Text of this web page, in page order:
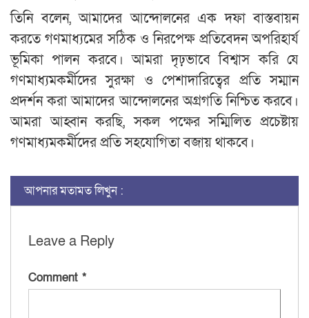
তিনি বলেন, আমাদের আন্দোলনের এক দফা বাস্তবায়ন
করতে গণমাধ্যমের সঠিক ও নিরপেক্ষ প্রতিবেদন অপরিহার্য
ভূমিকা পালন করবে। আমরা দৃঢ়ভাবে বিশ্বাস করি যে
গণমাধ্যমকর্মীদের সুরক্ষা ও পেশাদারিত্বের প্রতি সম্মান
প্রদর্শন করা আমাদের আন্দোলনের অগ্রগতি নিশ্চিত করবে।
আমরা আহ্বান করছি, সকল পক্ষের সম্মিলিত প্রচেষ্টায়
গণমাধ্যমকর্মীদের প্রতি সহযোগিতা বজায় থাকবে।
আপনার মতামত লিখুন :
Leave a Reply
Comment *